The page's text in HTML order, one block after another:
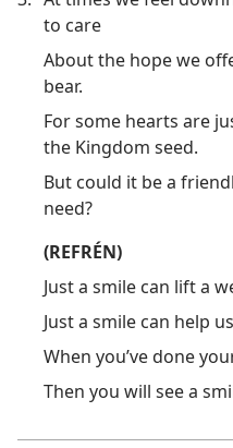
to care
About the hope we
bear.
For some hearts are
the Kingdom seed.
But could it be a
need?
(REFRÉN)
Just a smile can lift a
Just a smile can help
When you’ve done
Then you will see a